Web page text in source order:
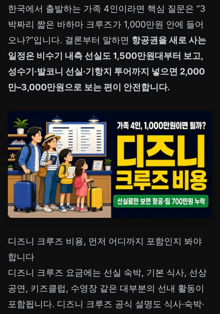
한국에서 출발하는 가족 4인이라면 핵심 질문은 “3
박짜리 짧은 바하마 크루즈가 1,000만원 안에 들어
오나?”입니다. 결론부터 말하면 항공권을 새로 사는
일정은 비수기 내측 선실도 1,500만원대부터 보고,
성수기·발코니 선실·기항지 투어까지 넣으면 2,000
만–3,000만원으로 보는 편이 안전합니다.
디즈니 크루즈 비용, 먼저 어디까지 포함인지 봐야
합니다
디즈니 크루즈 요금에는 선실 숙박, 기본 식사, 선상
공연, 키즈클럽, 수영장 같은 대부분의 선내 활동이
포함됩니다. 디즈니 크루즈 공식 설명도 식사·숙박·